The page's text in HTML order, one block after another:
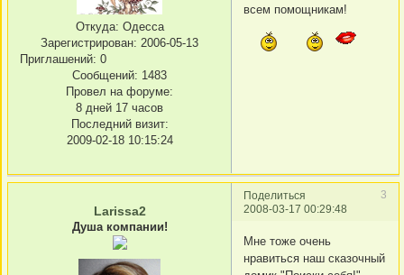
Откуда: Одесса
Зарегистрирован: 2006-05-13
Приглашений: 0
Сообщений: 1483
Провел на форуме:
8 дней 17 часов
Последний визит:
2009-02-18 10:15:24
всем помощникам!
Поделиться
3
2008-03-17 00:29:48
Larissa2
Душа компании!
Мне тоже очень
нравиться наш сказочный